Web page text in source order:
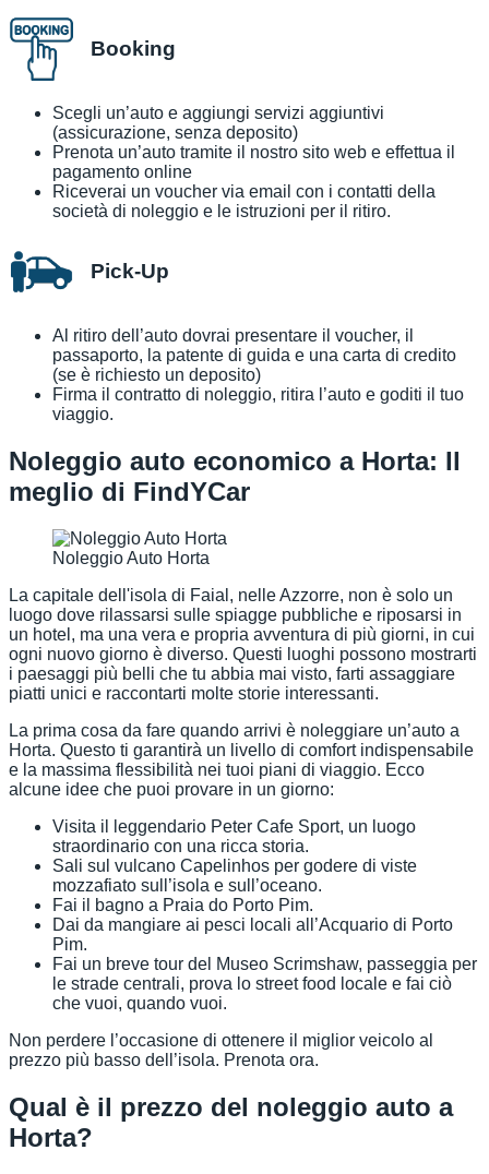
Booking
Scegli un’auto e aggiungi servizi aggiuntivi
(assicurazione, senza deposito)
Prenota un’auto tramite il nostro sito web e effettua il
pagamento online
Riceverai un voucher via email con i contatti della
società di noleggio e le istruzioni per il ritiro.
Pick-Up
Al ritiro dell’auto dovrai presentare il voucher, il
passaporto, la patente di guida e una carta di credito
(se è richiesto un deposito)
Firma il contratto di noleggio, ritira l’auto e goditi il tuo
viaggio.
Noleggio auto economico a Horta: Il
meglio di FindYCar
Noleggio Auto Horta
La capitale dell'isola di Faial, nelle Azzorre, non è solo un
luogo dove rilassarsi sulle spiagge pubbliche e riposarsi in
un hotel, ma una vera e propria avventura di più giorni, in cui
ogni nuovo giorno è diverso. Questi luoghi possono mostrarti
i paesaggi più belli che tu abbia mai visto, farti assaggiare
piatti unici e raccontarti molte storie interessanti.
La prima cosa da fare quando arrivi è noleggiare un’auto a
Horta. Questo ti garantirà un livello di comfort indispensabile
e la massima flessibilità nei tuoi piani di viaggio. Ecco
alcune idee che puoi provare in un giorno:
Visita il leggendario Peter Cafe Sport, un luogo
straordinario con una ricca storia.
Sali sul vulcano Capelinhos per godere di viste
mozzafiato sull’isola e sull’oceano.
Fai il bagno a Praia do Porto Pim.
Dai da mangiare ai pesci locali all’Acquario di Porto
Pim.
Fai un breve tour del Museo Scrimshaw, passeggia per
le strade centrali, prova lo street food locale e fai ciò
che vuoi, quando vuoi.
Non perdere l’occasione di ottenere il miglior veicolo al
prezzo più basso dell’isola. Prenota ora.
Qual è il prezzo del noleggio auto a
Horta?